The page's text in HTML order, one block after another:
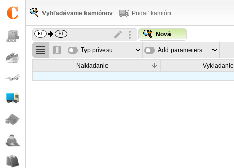
Vyhľadávanie kamiónov Pridať kamión
Nová
Typ prívesu Add parameters
Nakladanie Vykladanie